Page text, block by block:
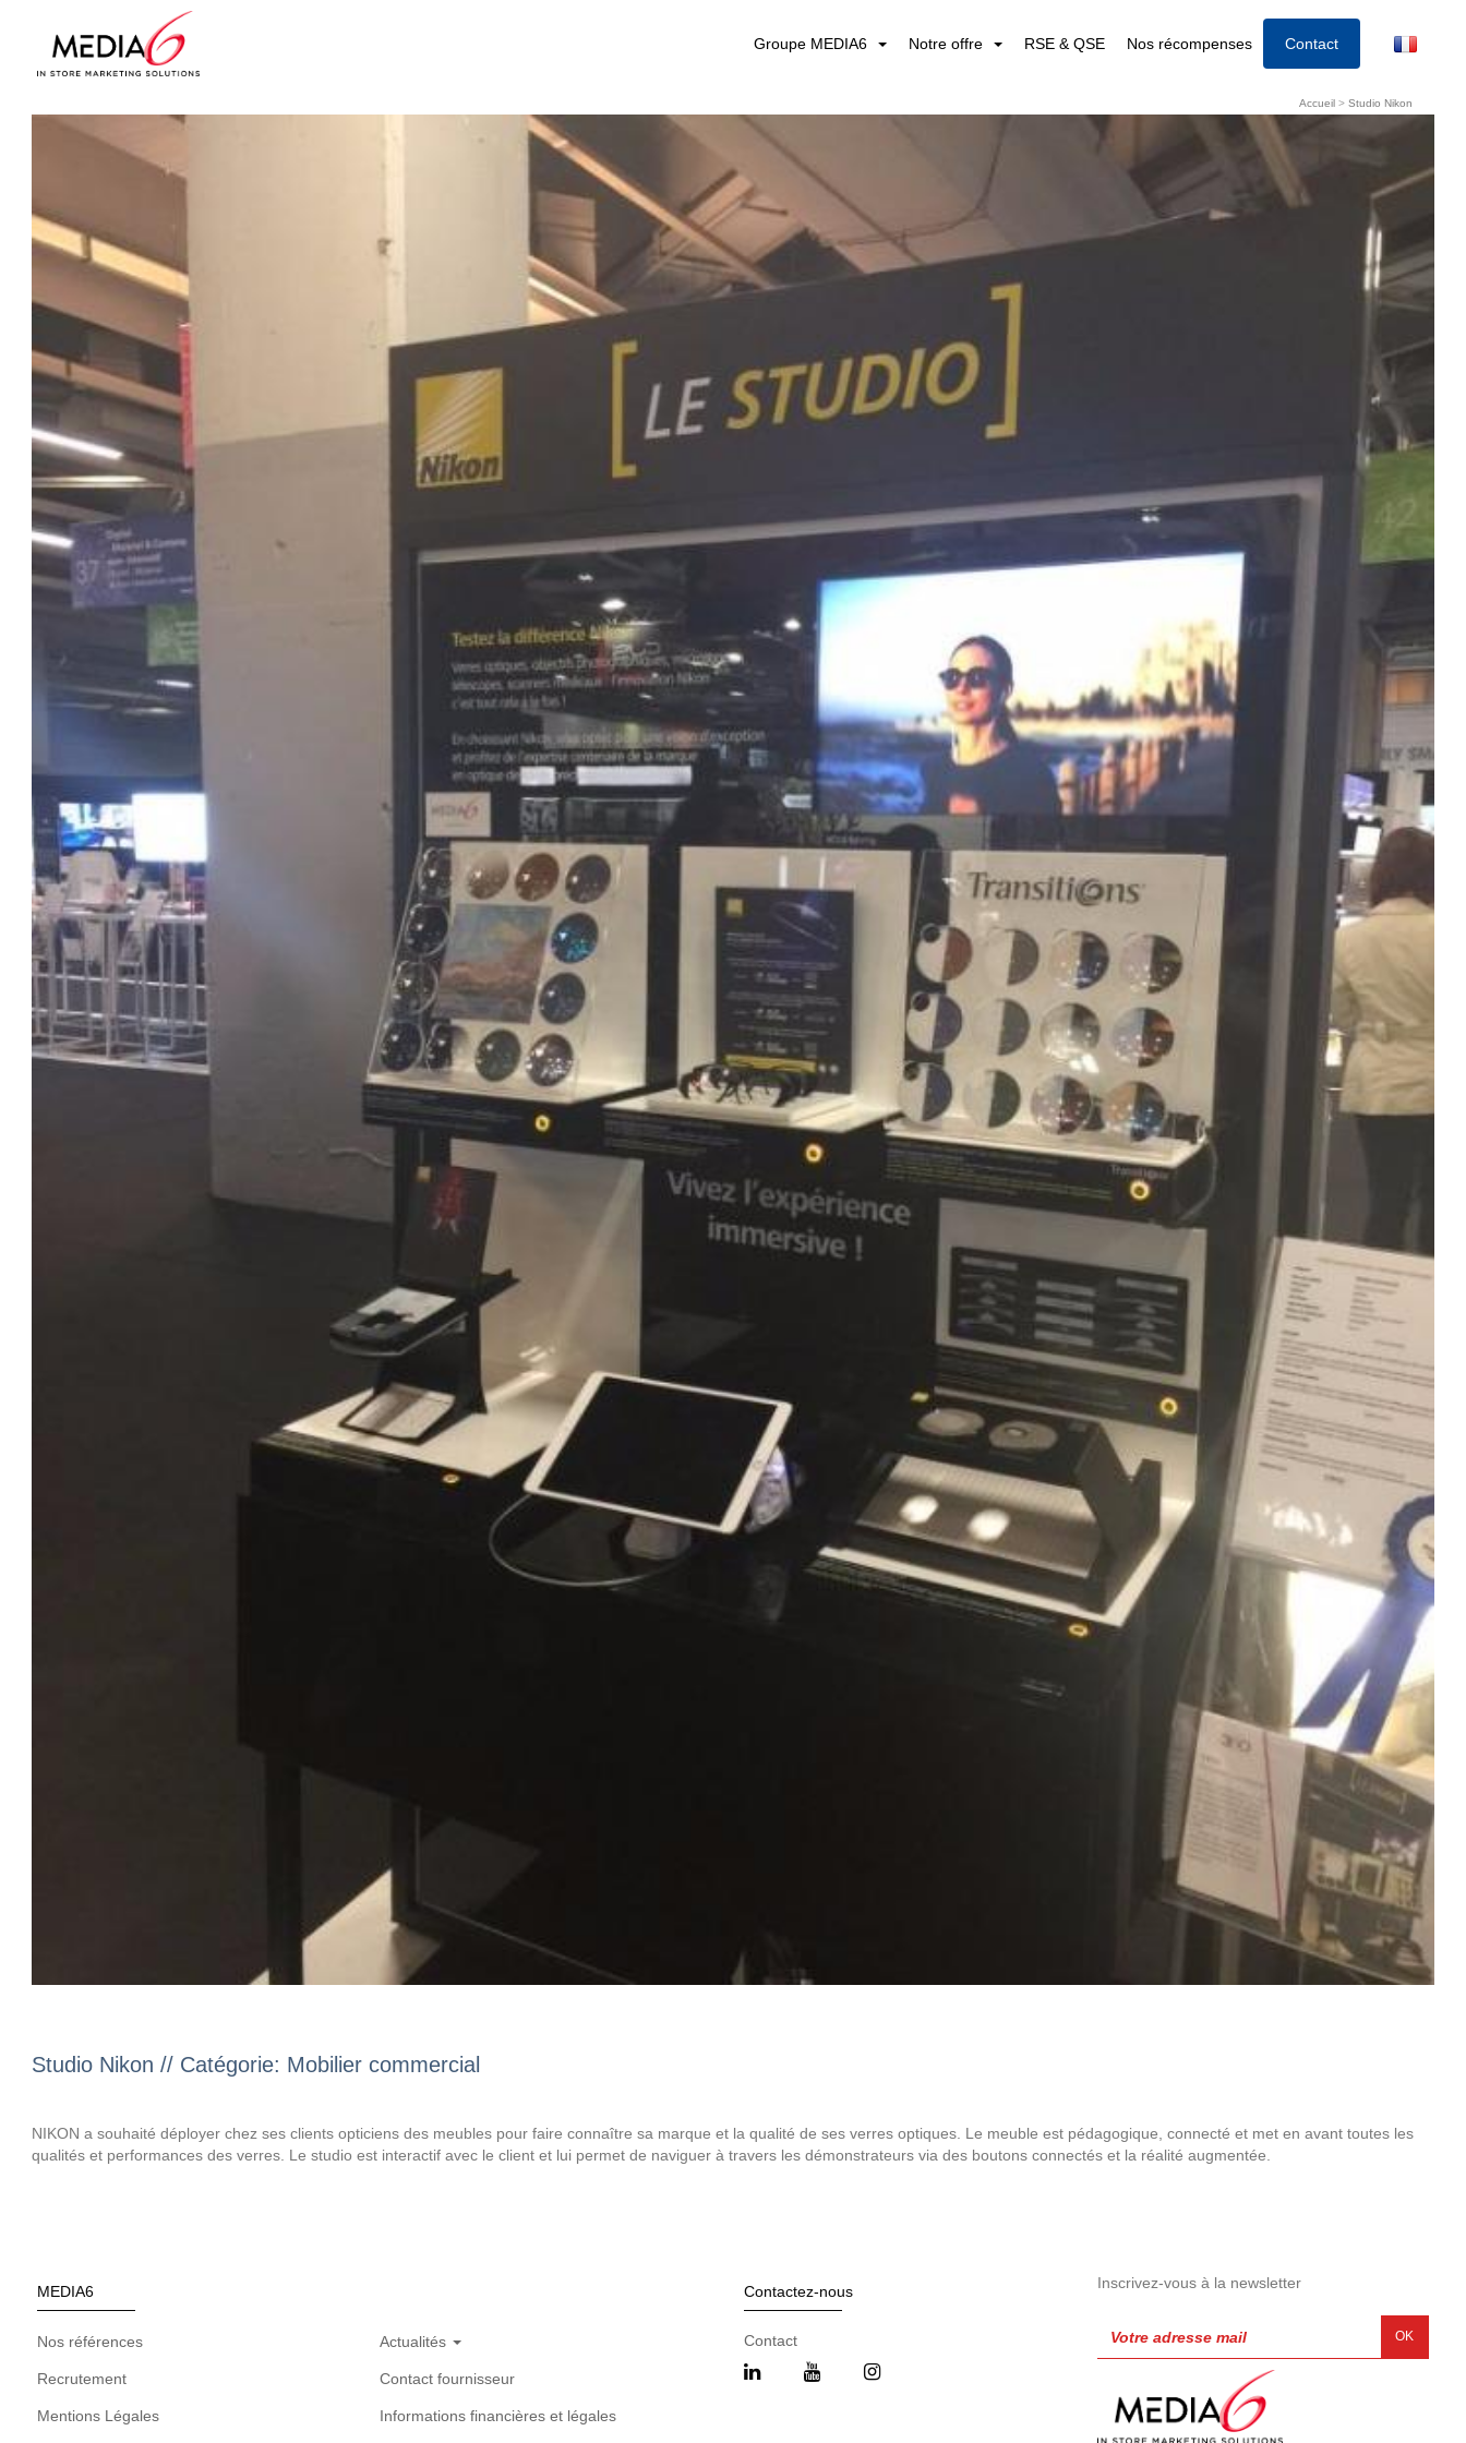
Groupe MEDIA6 Notre offre RSE & QSE Nos récompenses Contact
Accueil >Studio Nikon
Studio Nikon // Catégorie: Mobilier commercial
NIKON a souhaité déployer chez ses clients opticiens des meubles pour faire connaître sa marque et la qualité de ses verres optiques. Le meuble est pédagogique, connecté et met en avant toutes les
qualités et performances des verres. Le studio est interactif avec le client et lui permet de naviguer à travers les démonstrateurs via des boutons connectés et la réalité augmentée.
MEDIA6
Nos références Actualités
Recrutement Contact fournisseur
Mentions Légales Informations financières et légales
Contactez-nous
Contact
Inscrivez-vous à la newsletter
OK